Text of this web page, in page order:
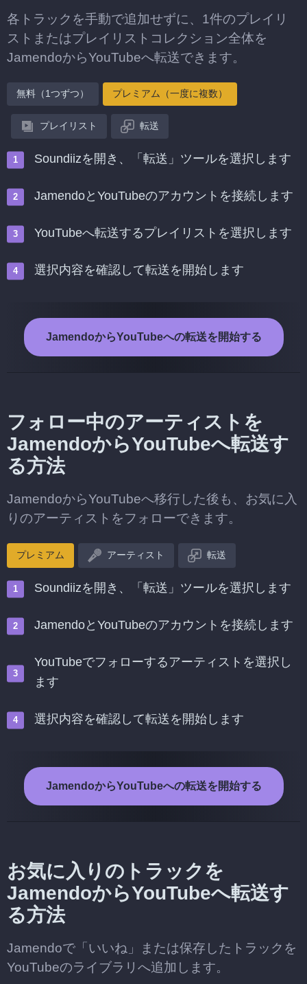
各トラックを手動で追加せずに、1件のプレイリ
ストまたはプレイリストコレクション全体を
JamendoからYouTubeへ転送できます。
無料（1つずつ） プレミアム（一度に複数）
プレイリスト 転送
Soundiizを開き、「転送」ツールを選択します
JamendoとYouTubeのアカウントを接続します
YouTubeへ転送するプレイリストを選択します
選択内容を確認して転送を開始します
JamendoからYouTubeへの転送を開始する
フォロー中のアーティストを
JamendoからYouTubeへ転送す
る方法
JamendoからYouTubeへ移行した後も、お気に入
りのアーティストをフォローできます。
プレミアム アーティスト 転送
Soundiizを開き、「転送」ツールを選択します
JamendoとYouTubeのアカウントを接続します
YouTubeでフォローするアーティストを選択し
ます
選択内容を確認して転送を開始します
JamendoからYouTubeへの転送を開始する
お気に入りのトラックを
JamendoからYouTubeへ転送す
る方法
Jamendoで「いいね」または保存したトラックを
YouTubeのライブラリへ追加します。